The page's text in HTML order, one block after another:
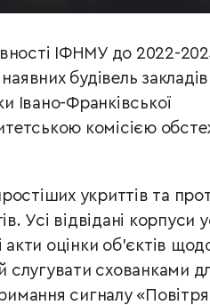
ІФНМУ до 2022-
будівель закладів
Івано-Франківської
комісією
укриттів та
Усі відвідані корпуси
оцінки об’єктів
слугувати схованками
сигналу